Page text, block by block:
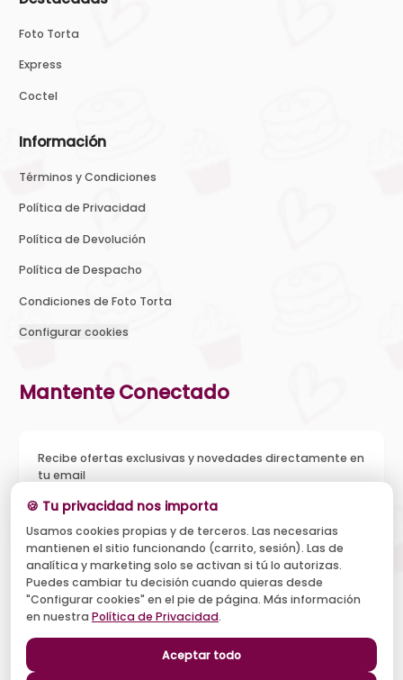
Foto Torta
Express
Coctel
Información
Términos y Condiciones
Política de Privacidad
Política de Devolución
Política de Despacho
Condiciones de Foto Torta
Configurar cookies
Mantente Conectado
Recibe ofertas exclusivas y novedades directamente en
tu email
Acepto recibir novedades y ofertas, y el tratamiento de mi
email según la Política de Privacidad . Puedo darme de baja
cuando quiera.
Suscribirse
🍪 Tu privacidad nos importa
Usamos cookies propias y de terceros. Las necesarias
mantienen el sitio funcionando (carrito, sesión). Las de
analítica y marketing solo se activan si tú lo autorizas.
Puedes cambiar tu decisión cuando quieras desde
"Configurar cookies" en el pie de página. Más información
en nuestra Política de Privacidad.
Aceptar todo